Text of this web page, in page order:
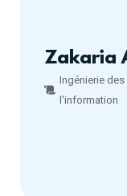
Zakaria
Ingénierie
l'information